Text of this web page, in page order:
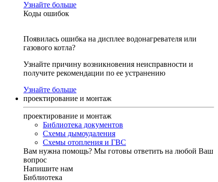
Узнайте больше
Коды ошибок
Появилась ошибка на дисплее водонагревателя или
газового котла?
Узнайте причину возникновения неисправности и
получите рекомендации по ее устранению
Узнайте больше
проектирование и монтаж
проектирование и монтаж
Библиотека документов
Схемы дымоудаления
Схемы отопления и ГВС
Вам нужна помощь? Мы готовы ответить на любой Ваш
вопрос
Напишите нам
Библиотека